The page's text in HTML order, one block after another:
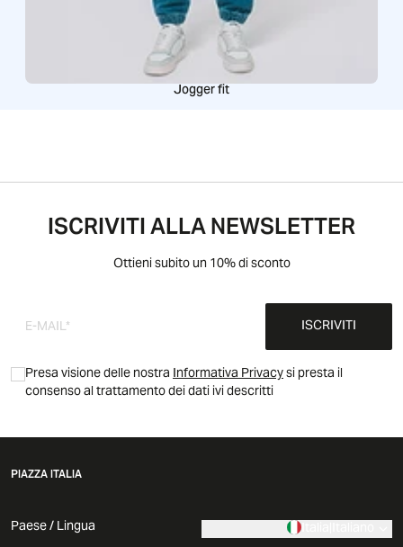
Jogger fit
ISCRIVITI ALLA NEWSLETTER
Ottieni subito un 10% di sconto
ISCRIVITI
Presa visione delle nostraInformativa Privacysi presta il
consenso al trattamento dei dati ivi descritti
PIAZZA ITALIA
Paese / Lingua Italia|Italiano